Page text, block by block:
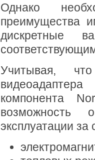
Однако
преимущества
дискретные
Учитывая,
компонента
возможность
эксплуатации за